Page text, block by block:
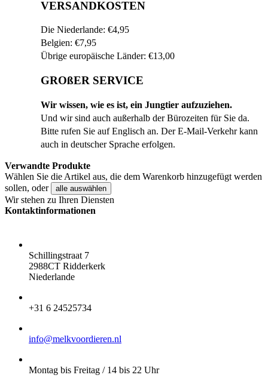
VERSANDKOSTEN
Die Niederlande: €4,95
Belgien: €7,95
Übrige europäische Länder: €13,00
GROßER SERVICE
Wir wissen, wie es ist, ein Jungtier aufzuziehen.
Und wir sind auch außerhalb der Bürozeiten für Sie da.
Bitte rufen Sie auf Englisch an. Der E-Mail-Verkehr kann
auch in deutscher Sprache erfolgen.
Verwandte Produkte
Wählen Sie die Artikel aus, die dem Warenkorb hinzugefügt werden
sollen, oder
alle auswählen
Wir stehen zu Ihren Diensten
Kontaktinformationen
Schillingstraat 7
2988CT Ridderkerk
Niederlande
+31 6 24525734
info@melkvoordieren.nl
Montag bis Freitag / 14 bis 22 Uhr